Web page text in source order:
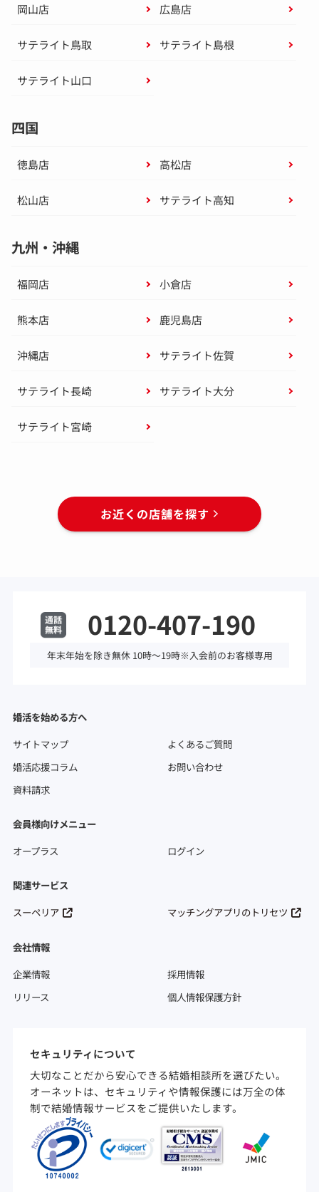
岡山店 広島店
サテライト鳥取 サテライト島根
サテライト山口
四国
徳島店 高松店
松山店 サテライト高知
九州・沖縄
福岡店 小倉店
熊本店 鹿児島店
沖縄店 サテライト佐賀
サテライト長崎 サテライト大分
サテライト宮崎
お近くの店舗を探す
0120-407-190
年末年始を除き無休 10時～19時※入会前のお客様専用
婚活を始める方へ
サイトマップ
よくあるご質問
婚活応援コラム
お問い合わせ
資料請求
会員様向けメニュー
オープラス
ログイン
関連サービス
スーペリア
マッチングアプリのトリセツ
会社情報
企業情報
採用情報
リリース
個人情報保護方針
セキュリティについて
大切なことだから安心できる結婚相談所を選びたい。
オーネットは、セキュリティや情報保護には万全の体
制で結婚情報サービスをご提供いたします。